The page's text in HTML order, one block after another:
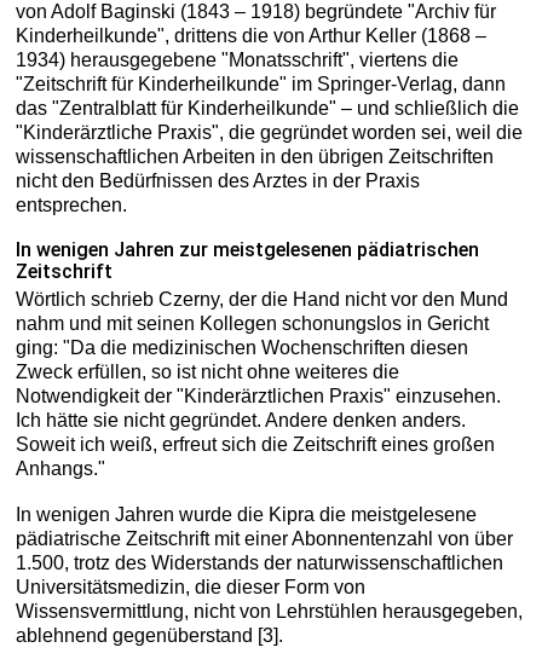
von Adolf Baginski (1843 – 1918) begründete "Archiv für
Kinderheilkunde", drittens die von Arthur Keller (1868 –
1934) herausgegebene "Monatsschrift", viertens die
"Zeitschrift für Kinderheilkunde" im Springer-Verlag, dann
das "Zentralblatt für Kinderheilkunde" – und schließlich die
"Kinderärztliche Praxis", die gegründet worden sei, weil die
wissenschaftlichen Arbeiten in den übrigen Zeitschriften
nicht den Bedürfnissen des Arztes in der Praxis
entsprechen.
In wenigen Jahren zur meistgelesenen pädiatrischen
Zeitschrift
Wörtlich schrieb Czerny, der die Hand nicht vor den Mund
nahm und mit seinen Kollegen schonungslos in Gericht
ging: "Da die medizinischen Wochenschriften diesen
Zweck erfüllen, so ist nicht ohne weiteres die
Notwendigkeit der "Kinderärztlichen Praxis" einzusehen.
Ich hätte sie nicht gegründet. Andere denken anders.
Soweit ich weiß, erfreut sich die Zeitschrift eines großen
Anhangs."
In wenigen Jahren wurde die Kipra die meistgelesene
pädiatrische Zeitschrift mit einer Abonnentenzahl von über
1.500, trotz des Widerstands der naturwissenschaftlichen
Universitätsmedizin, die dieser Form von
Wissensvermittlung, nicht von Lehrstühlen herausgegeben,
ablehnend gegenüberstand [3].